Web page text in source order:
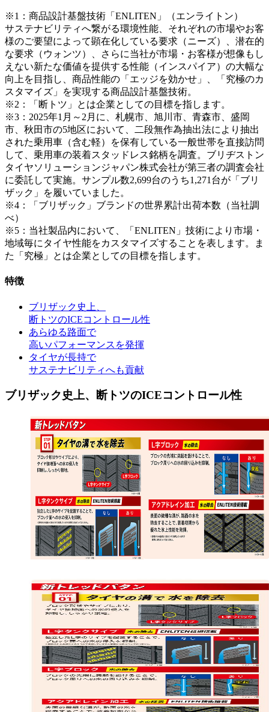
※1：商品設計基盤技術「ENLITEN」（エンライトン）
サステナビリティへ繋がる環境性能、それぞれの市場やお客
様のご要望によって顕在化している要求（ニーズ）、潜在的
な要求（ウォンツ）、さらに当社が市場・お客様が想像もし
えない新たな価値を提供する性能（インスパイア）の大幅な
向上を目指し、商品性能の「エッジを効かせ」、「究極のカ
スタマイズ」を実現する商品設計基盤技術。
※2：「断トツ」とは企業としての目標を指します。
※3：2025年1月～2月に、札幌市、旭川市、青森市、盛岡
市、秋田市の5地区において、二段無作為抽出法により抽出
された乗用車（含む軽）を保有している一般世帯を直接訪問
して、乗用車の装着スタッドレス銘柄を調査。ブリヂストン
タイヤソリューションジャパン株式会社が第三者の調査会社
に委託して実施。サンプル数2,699台のうち1,271台が「ブリ
ザック」を履いていました。
※4：「ブリザック」ブランドの世界累計出荷本数（当社調
べ）
※5：当社製品内において、「ENLITEN」技術により市場・
地域毎にタイヤ性能をカスタマイズすることを表します。ま
た「究極」とは企業としての目標を指します。
特徴
ブリザック史上、
断トツのICEコントロール性
あらゆる路面で
高いパフォーマンスを発揮
タイヤが長持で
サステナビリティへも貢献
ブリザック史上、断トツのICEコントロール性